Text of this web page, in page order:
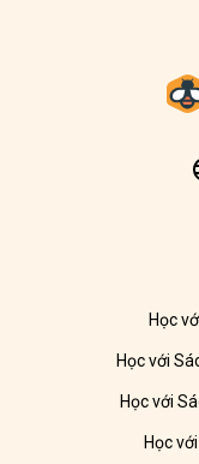
Học
Học với
Học với
Học